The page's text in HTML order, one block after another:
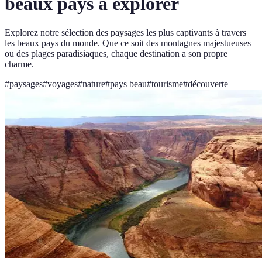
Explorez notre sélection des paysages les plus captivants à travers
les beaux pays du monde. Que ce soit des montagnes majestueuses
ou des plages paradisiaques, chaque destination a son propre
charme.
#paysages#voyages#nature#pays beau#tourisme#découverte